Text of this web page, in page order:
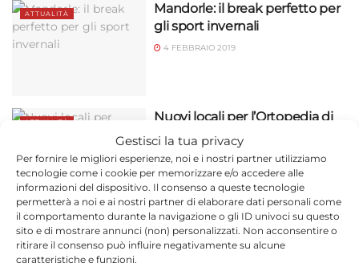
Gestisci la tua privacy
Per fornire le migliori esperienze, noi e i nostri partner utilizziamo
tecnologie come i cookie per memorizzare e/o accedere alle
informazioni del dispositivo. Il consenso a queste tecnologie
permetterà a noi e ai nostri partner di elaborare dati personali come
il comportamento durante la navigazione o gli ID univoci su questo
sito e di mostrare annunci (non) personalizzati. Non acconsentire o
ritirare il consenso può influire negativamente su alcune
caratteristiche e funzioni.
ATTUALITÀ
Mandorle: il break perfetto per
gli sport invernali
4 FEBBRAIO 2019
ATTUALITÀ
Nuovi locali per l’Ortopedia di
Vittoria
4 FEBBRAIO 2019
ATTUALITÀ
Tavolo tecnico per parlare degli
azionisti Bapr